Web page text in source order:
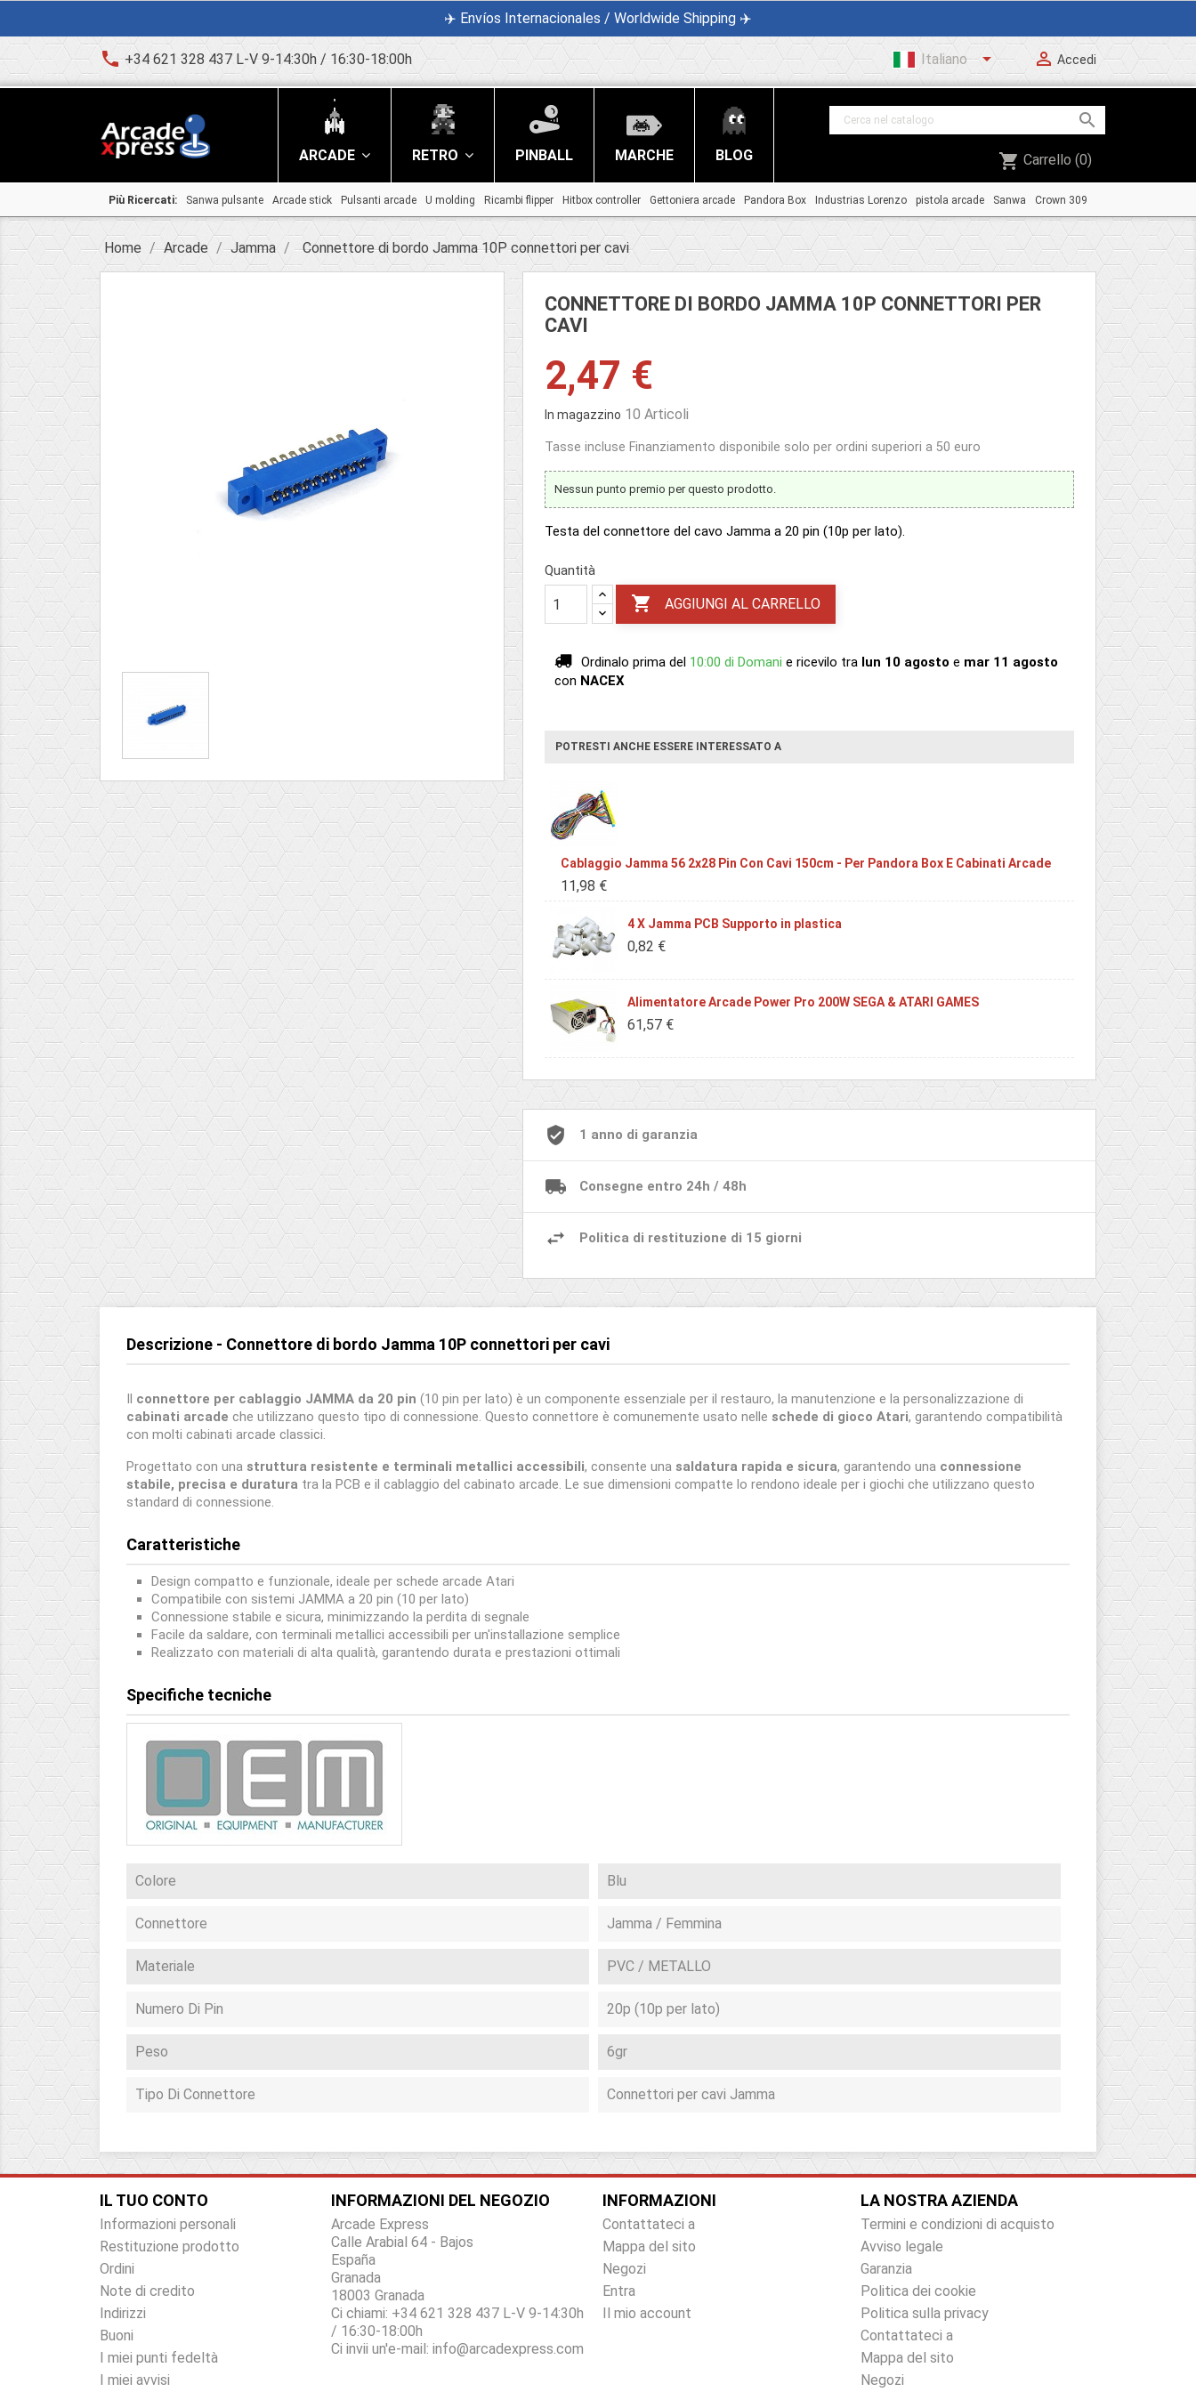
✈️ Envíos Internacionales / Worldwide Shipping ✈️
phone +34 621 328 437 L-V 9-14:30h / 16:30-18:00h Italiano   Accedi
ARCADE RETRO PINBALL MARCHE BLOG

shopping_cart Carrello (0)
Più Ricercati: Sanwa pulsante Arcade stick Pulsanti arcade U molding Ricambi flipper Hitbox controller Gettoniera arcade Pandora Box Industrias Lorenzo pistola arcade Sanwa Crown 309
Home Arcade Jamma Connettore di bordo Jamma 10P connettori per cavi
CONNETTORE DI BORDO JAMMA 10P CONNETTORI PER
CAVI
2,47 €
In magazzino 10 Articoli
Tasse incluse Finanziamento disponibile solo per ordini superiori a 50 euro
Nessun punto premio per questo prodotto.
Testa del connettore del cavo Jamma a 20 pin (10p per lato).
Quantità
 AGGIUNGI AL CARRELLO
Ordinalo prima del 10:00 di Domani e ricevilo tra lun 10 agosto e mar 11 agosto
con NACEX
POTRESTI ANCHE ESSERE INTERESSATO A
Cablaggio Jamma 56 2x28 Pin Con Cavi 150cm - Per Pandora Box E Cabinati Arcade
11,98 €
4 X Jamma PCB Supporto in plastica
0,82 €
Alimentatore Arcade Power Pro 200W SEGA & ATARI GAMES
61,57 €
1 anno di garanzia
Consegne entro 24h / 48h
Politica di restituzione di 15 giorni
Descrizione - Connettore di bordo Jamma 10P connettori per cavi
Il connettore per cablaggio JAMMA da 20 pin (10 pin per lato) è un componente essenziale per il restauro, la manutenzione e la personalizzazione di
cabinati arcade che utilizzano questo tipo di connessione. Questo connettore è comunemente usato nelle schede di gioco Atari, garantendo compatibilità
con molti cabinati arcade classici.
Progettato con una struttura resistente e terminali metallici accessibili, consente una saldatura rapida e sicura, garantendo una connessione
stabile, precisa e duratura tra la PCB e il cablaggio del cabinato arcade. Le sue dimensioni compatte lo rendono ideale per i giochi che utilizzano questo
standard di connessione.
Caratteristiche
Design compatto e funzionale, ideale per schede arcade Atari
Compatibile con sistemi JAMMA a 20 pin (10 per lato)
Connessione stabile e sicura, minimizzando la perdita di segnale
Facile da saldare, con terminali metallici accessibili per un'installazione semplice
Realizzato con materiali di alta qualità, garantendo durata e prestazioni ottimali
Specifiche tecniche
Colore Blu
Connettore Jamma / Femmina
Materiale PVC / METALLO
Numero Di Pin 20p (10p per lato)
Peso 6gr
Tipo Di Connettore Connettori per cavi Jamma
IL TUO CONTO
Informazioni personali
Restituzione prodotto
Ordini
Note di credito
Indirizzi
Buoni
I miei punti fedeltà
I miei avvisi
INFORMAZIONI DEL NEGOZIO
Arcade Express
Calle Arabial 64 - Bajos
España
Granada
18003 Granada
Ci chiami: +34 621 328 437 L-V 9-14:30h
/ 16:30-18:00h
Ci invii un'e-mail: info@arcadexpress.com
INFORMAZIONI
Contattateci a
Mappa del sito
Negozi
Entra
Il mio account
LA NOSTRA AZIENDA
Termini e condizioni di acquisto
Avviso legale
Garanzia
Politica dei cookie
Politica sulla privacy
Contattateci a
Mappa del sito
Negozi